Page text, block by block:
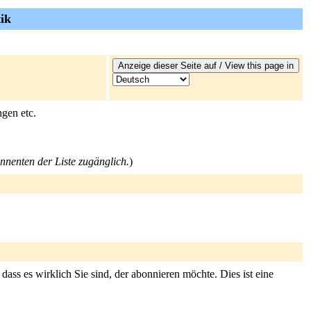
etc.
der Liste zugänglich.)
es wirklich Sie sind, der abonnieren möchte. Dies ist eine